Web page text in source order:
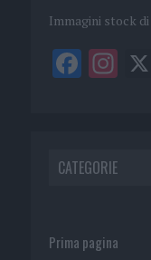
Immagini stock di
CATEGORIE
Prima pagina